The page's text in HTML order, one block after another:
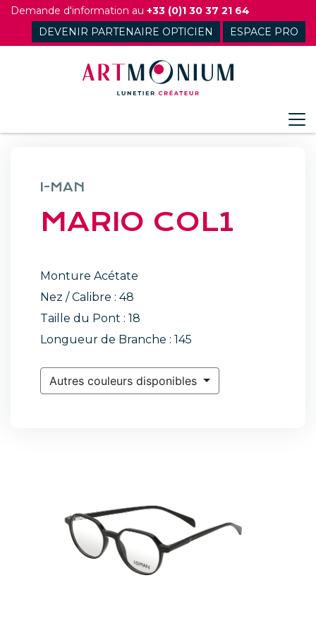
Skip
content
Demande d'information au +33 (0)1 30 37 21 64
DEVENIR PARTENAIRE OPTICIEN
ESPACE PRO
I-MAN
MARIO COL1
Monture Acétate
Nez / Calibre : 48
Taille du Pont : 18
Longueur de Branche : 145
Autres couleurs disponibles